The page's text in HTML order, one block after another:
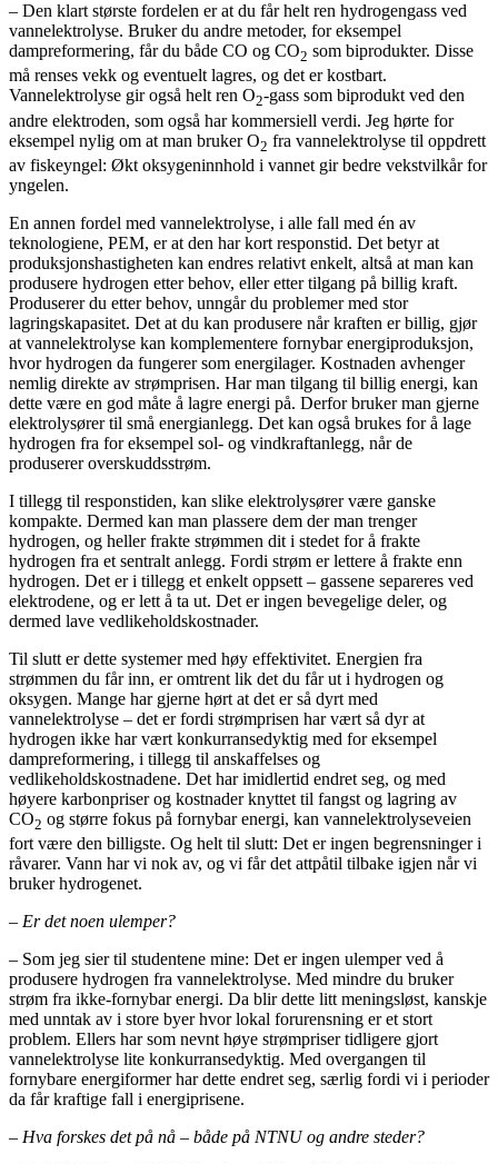
– Den klart største fordelen er at du får helt ren hydrogengass ved
vannelektrolyse. Bruker du andre metoder, for eksempel
dampreformering, får du både CO og CO2 som biprodukter. Disse
må renses vekk og eventuelt lagres, og det er kostbart.
Vannelektrolyse gir også helt ren O2-gass som biprodukt ved den
andre elektroden, som også har kommersiell verdi. Jeg hørte for
eksempel nylig om at man bruker O2 fra vannelektrolyse til oppdrett
av fiskeyngel: Økt oksygeninnhold i vannet gir bedre vekstvilkår for
yngelen.
En annen fordel med vannelektrolyse, i alle fall med én av
teknologiene, PEM, er at den har kort responstid. Det betyr at
produksjonshastigheten kan endres relativt enkelt, altså at man kan
produsere hydrogen etter behov, eller etter tilgang på billig kraft.
Produserer du etter behov, unngår du problemer med stor
lagringskapasitet. Det at du kan produsere når kraften er billig, gjør
at vannelektrolyse kan komplementere fornybar energiproduksjon,
hvor hydrogen da fungerer som energilager. Kostnaden avhenger
nemlig direkte av strømprisen. Har man tilgang til billig energi, kan
dette være en god måte å lagre energi på. Derfor bruker man gjerne
elektrolysører til små energianlegg. Det kan også brukes for å lage
hydrogen fra for eksempel sol- og vindkraftanlegg, når de
produserer overskuddsstrøm.
I tillegg til responstiden, kan slike elektrolysører være ganske
kompakte. Dermed kan man plassere dem der man trenger
hydrogen, og heller frakte strømmen dit i stedet for å frakte
hydrogen fra et sentralt anlegg. Fordi strøm er lettere å frakte enn
hydrogen. Det er i tillegg et enkelt oppsett – gassene separeres ved
elektrodene, og er lett å ta ut. Det er ingen bevegelige deler, og
dermed lave vedlikeholdskostnader.
Til slutt er dette systemer med høy effektivitet. Energien fra
strømmen du får inn, er omtrent lik det du får ut i hydrogen og
oksygen. Mange har gjerne hørt at det er så dyrt med
vannelektrolyse – det er fordi strømprisen har vært så dyr at
hydrogen ikke har vært konkurransedyktig med for eksempel
dampreformering, i tillegg til anskaffelses og
vedlikeholdskostnadene. Det har imidlertid endret seg, og med
høyere karbonpriser og kostnader knyttet til fangst og lagring av
CO2 og større fokus på fornybar energi, kan vannelektrolyseveien
fort være den billigste. Og helt til slutt: Det er ingen begrensninger i
råvarer. Vann har vi nok av, og vi får det attpåtil tilbake igjen når vi
bruker hydrogenet.
– Er det noen ulemper?
– Som jeg sier til studentene mine: Det er ingen ulemper ved å
produsere hydrogen fra vannelektrolyse. Med mindre du bruker
strøm fra ikke-fornybar energi. Da blir dette litt meningsløst, kanskje
med unntak av i store byer hvor lokal forurensning er et stort
problem. Ellers har som nevnt høye strømpriser tidligere gjort
vannelektrolyse lite konkurransedyktig. Med overgangen til
fornybare energiformer har dette endret seg, særlig fordi vi i perioder
da får kraftige fall i energiprisene.
– Hva forskes det på nå – både på NTNU og andre steder?